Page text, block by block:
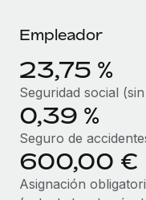
Pregunta a un
Obtén ayuda de
y cumplimiento
Comprobaciones
Simplifica los
Remote Build
Consulta todos los
BLOG
Nómina global
Empleador
23,75 %
Seguridad social
0,39 %
Seguro de
600,00 €
Asignación